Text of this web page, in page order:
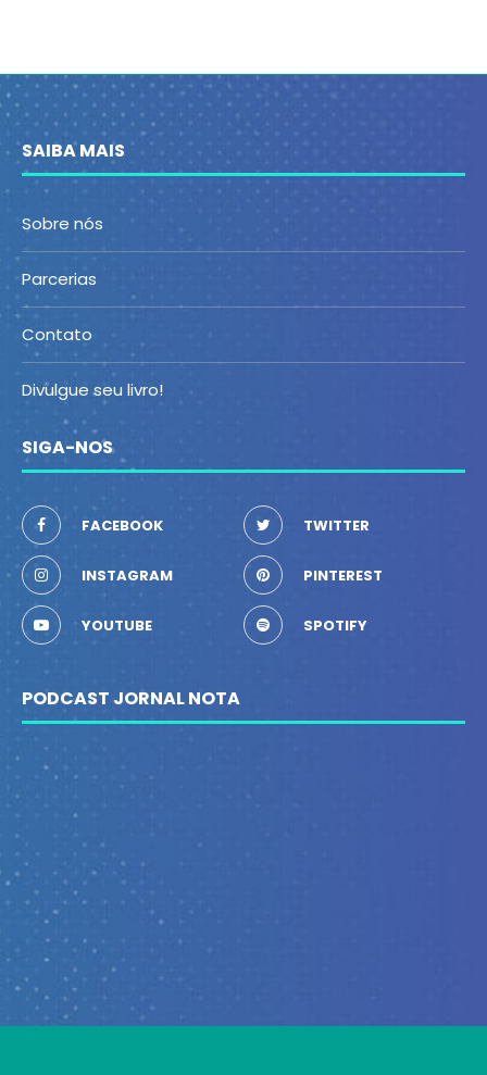
SAIBA MAIS
Sobre nós
Parcerias
Contato
Divulgue seu livro!
SIGA-NOS
FACEBOOK TWITTER
INSTAGRAM PINTEREST
YOUTUBE SPOTIFY
PODCAST JORNAL NOTA